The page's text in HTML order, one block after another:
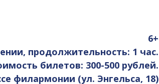
6+
продолжительность: 1 час.
билетов: 300-500 рублей.
филармонии (ул. Энгельса, 18)